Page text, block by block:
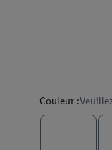
Couleur :